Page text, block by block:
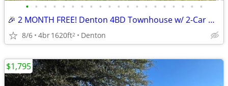
• • • • • • • • • • • • • • • • • • • •
🎉 2 MONTH FREE! Denton 4BD Townhouse w/ 2-Car Garage & Private Yard!
8/6 4br1620ft2 Denton
$1,795